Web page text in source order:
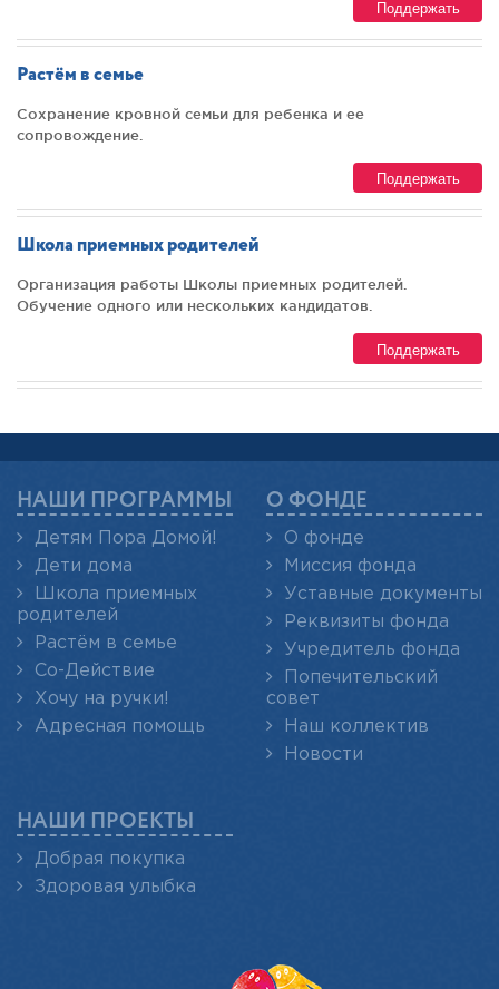
Поддержать
Растём в семье
Сохранение кровной семьи для ребенка и ее
сопровождение.
Поддержать
Школа приемных родителей
Организация работы Школы приемных родителей.
Обучение одного или нескольких кандидатов.
Поддержать
НАШИ ПРОГРАММЫ
Детям Пора Домой!
Дети дома
Школа приемных
родителей
Растём в семье
Со-Действие
Хочу на ручки!
Адресная помощь
О ФОНДЕ
О фонде
Миссия фонда
Уставные документы
Реквизиты фонда
Учредитель фонда
Попечительский
совет
Наш коллектив
Новости
НАШИ ПРОЕКТЫ
Добрая покупка
Здоровая улыбка